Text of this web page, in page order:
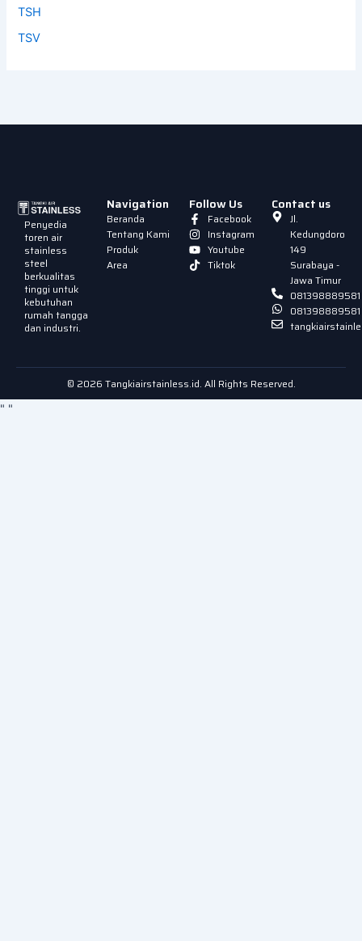
TSH
TSV
Penyedia
toren air
stainless
steel
berkualitas
tinggi untuk
kebutuhan
rumah tangga
dan industri.
Navigation
Beranda
Tentang Kami
Produk
Area
Follow Us
Facebook
Instagram
Youtube
Tiktok
Contact us
Jl.
Kedungdoro
149
Surabaya -
Jawa Timur
081398889581
081398889581
© 2026 Tangkiairstainless.id. All Rights Reserved.
" "